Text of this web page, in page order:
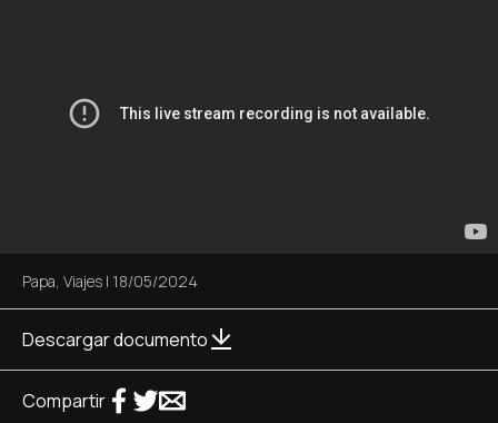
Papa, Viajes | 18/05/2024
Descargar documento
Compartir